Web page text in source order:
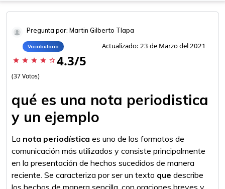
Pregunta por: Martin Gilberto Tlapa
Vocabulario Actualizado: 23 de Marzo del 2021
star star star star star_border 4.3/5
(37 Votos)
qué es una nota periodistica
y un ejemplo
La nota periodística es uno de los formatos de
comunicación más utilizados y consiste principalmente
en la presentación de hechos sucedidos de manera
reciente. Se caracteriza por ser un texto que describe
los hechos de manera sencilla, con oraciones breves y